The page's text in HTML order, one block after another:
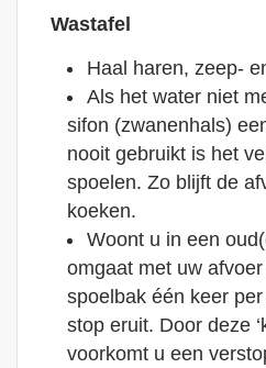
Wastafel
Haal haren, zeep-
Als het water niet
sifon (zwanenhals)
nooit gebruikt is het
spoelen. Zo blijft de
koeken.
Woont u in een
omgaat met uw
spoelbak één keer
stop eruit. Door deze
voorkomt u een